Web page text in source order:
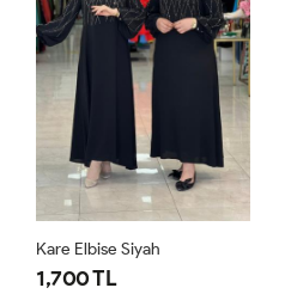
Kare Elbise Siyah
1,700 TL